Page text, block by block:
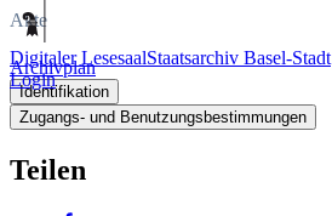
Digitaler LesesaalStaatsarchiv Basel-Stadt
Login
Akte
Archivplan
Identifikation
Zugangs- und Benutzungsbestimmungen
Teilen